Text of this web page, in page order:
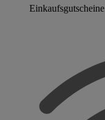
Einkaufsgutscheine